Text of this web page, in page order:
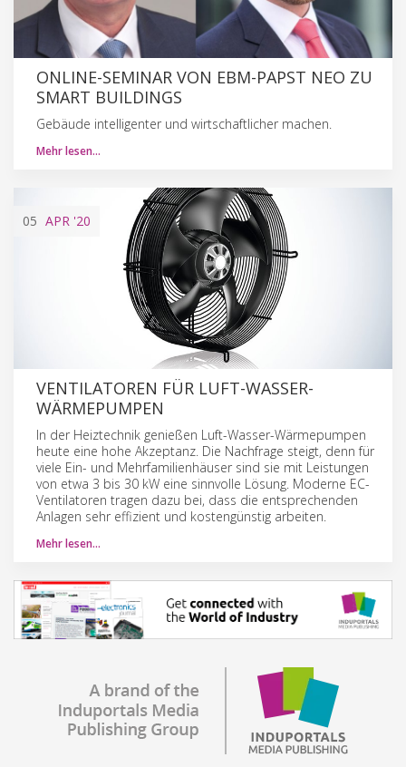
ONLINE-SEMINAR VON EBM-PAPST NEO ZU
SMART BUILDINGS
Gebäude intelligenter und wirtschaftlicher machen.
Mehr lesen…
05 APR '20
VENTILATOREN FÜR LUFT-WASSER-
WÄRMEPUMPEN
In der Heiztechnik genießen Luft-Wasser-Wärmepumpen
heute eine hohe Akzeptanz. Die Nachfrage steigt, denn für
viele Ein- und Mehrfamilienhäuser sind sie mit Leistungen
von etwa 3 bis 30 kW eine sinnvolle Lösung. Moderne EC-
Ventilatoren tragen dazu bei, dass die entsprechenden
Anlagen sehr effizient und kostengünstig arbeiten.
Mehr lesen…